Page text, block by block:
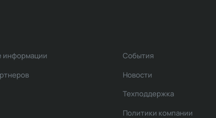
информации
События
Новости
Техподдержка
Политики компании